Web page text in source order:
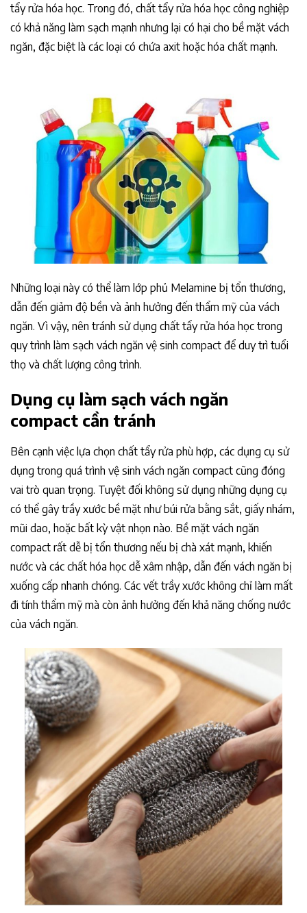
tẩy rửa hóa học. Trong đó, chất tẩy rửa hóa học công nghiệp
có khả năng làm sạch mạnh nhưng lại có hại cho bề mặt vách
ngăn, đặc biệt là các loại có chứa axit hoặc hóa chất mạnh.
Những loại này có thể làm lớp phủ Melamine bị tổn thương,
dẫn đến giảm độ bền và ảnh hưởng đến thẩm mỹ của vách
ngăn. Vì vậy, nên tránh sử dụng chất tẩy rửa hóa học trong
quy trình làm sạch vách ngăn vệ sinh compact để duy trì tuổi
thọ và chất lượng công trình.
Dụng cụ làm sạch vách ngăn
compact cần tránh
Bên cạnh việc lựa chọn chất tẩy rửa phù hợp, các dụng cụ sử
dụng trong quá trình vệ sinh vách ngăn compact cũng đóng
vai trò quan trọng. Tuyệt đối không sử dụng những dụng cụ
có thể gây trầy xước bề mặt như búi rửa bằng sắt, giấy nhám,
mũi dao, hoặc bất kỳ vật nhọn nào. Bề mặt vách ngăn
compact rất dễ bị tổn thương nếu bị chà xát mạnh, khiến
nước và các chất hóa học dễ xâm nhập, dẫn đến vách ngăn bị
xuống cấp nhanh chóng. Các vết trầy xước không chỉ làm mất
đi tính thẩm mỹ mà còn ảnh hưởng đến khả năng chống nước
của vách ngăn.